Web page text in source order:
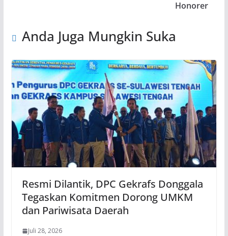
Honorer
Anda Juga Mungkin Suka
Resmi Dilantik, DPC Gekrafs Donggala
Tegaskan Komitmen Dorong UMKM
dan Pariwisata Daerah
Juli 28, 2026